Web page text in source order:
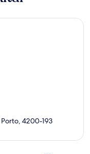
Porto, 4200-193